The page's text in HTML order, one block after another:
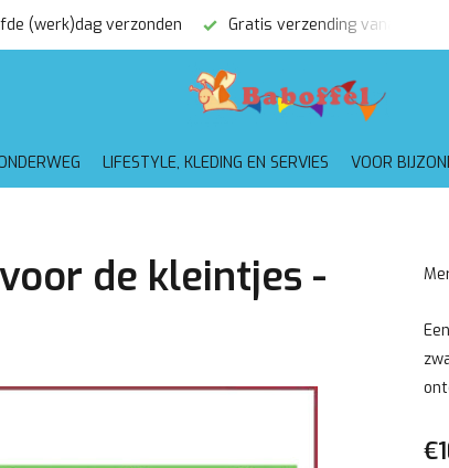
(werk)dag verzonden Gratis verzending vanaf €75,-
LIFESTYLE, KLEDING EN SERVIES VOOR
de kleintjes -